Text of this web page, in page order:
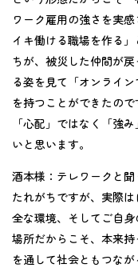
ワーク雇用の強さを実
イキ働ける職場を作る
ちが、被災した仲間が
る姿を見て「オンライ
を持つことができたの
「心配」ではなく「強
いと思います。
酒本様： テレワークと
たれがちですが、実際
全な環境、そしてご自
場所だからこそ、本来
を通して社会ともつな